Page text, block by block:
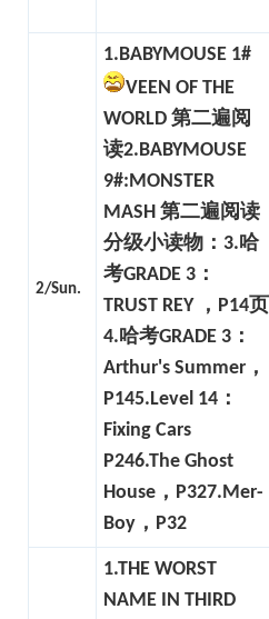
2/Sun.
1.BABYMOUSE 1#
VEEN OF THE
WORLD 第二遍阅
读2.BABYMOUSE
9#:MONSTER
MASH 第二遍阅读
分级小读物：3.哈
考GRADE 3：
TRUST REY ，P14页
4.哈考GRADE 3：
Arthur's Summer，
P145.Level 14：
Fixing Cars
P246.The Ghost
House，P327.Mer-
Boy，P32
1.THE WORST
NAME IN THIRD